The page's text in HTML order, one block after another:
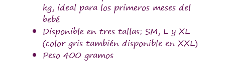
kg, ideal para los primeros meses del
bebé
Disponible en tres tallas; SM, L y XL
(color gris también disponible en XXL)
Peso 400 gramos